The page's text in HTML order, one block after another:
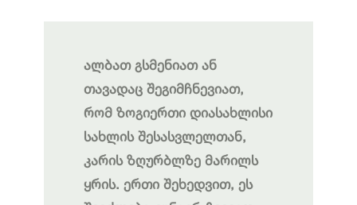
ალბათ გსმენიათ ან
თავადაც შეგიმჩნევიათ,
რომ ზოგიერთი დიასახლისი
სახლის შესასვლელთან,
კარის ზღურბლზე მარილს
ყრის. ერთი შეხედვით, ეს